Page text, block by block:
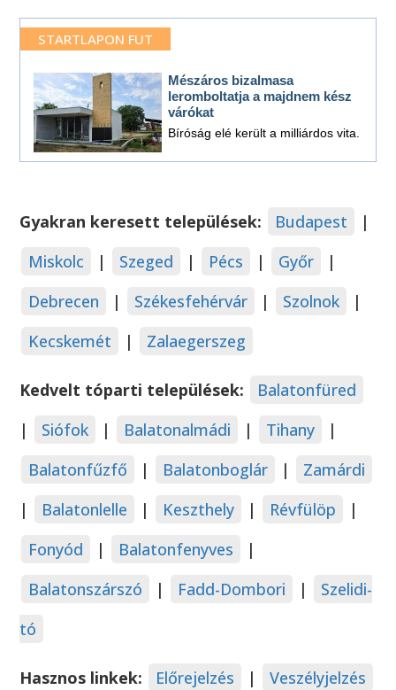
STARTLAPON FUT
Mészáros bizalmasa
leromboltatja a majdnem kész
várókat
Bíróság elé került a milliárdos vita.
Gyakran keresett települések: Budapest
|
Miskolc
| Szeged | Pécs | Győr
|
Debrecen
| Székesfehérvár | Szolnok
|
Kecskemét
| Zalaegerszeg
Kedvelt tóparti települések:
Balatonfüred
|
Siófok | Balatonalmádi | Tihany
|
Balatonfűzfő
| Balatonboglár |
Zamárdi
|
Balatonlelle | Keszthely | Révfülöp
|
Fonyód
| Balatonfenyves
|
Balatonszárszó
| Fadd-Dombori |
Szelidi-
tó
Hasznos linkek: Előrejelzés |
Veszélyjelzés